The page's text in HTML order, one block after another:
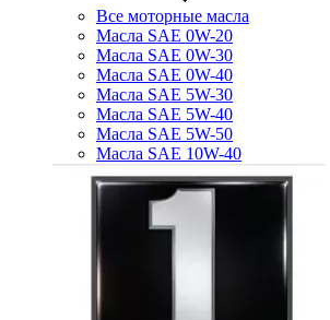
Все моторные масла
Масла SAE 0W-20
Масла SAE 0W-30
Масла SAE 0W-40
Масла SAE 5W-30
Масла SAE 5W-40
Масла SAE 5W-50
Масла SAE 10W-40